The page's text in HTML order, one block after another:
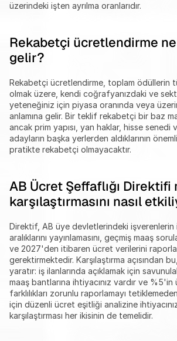
üzerindeki işten ayrılma oranlarıdır.
Rekabetçi ücretlendirme
gelir?
Rekabetçi ücretlendirme, toplam ödüllerin
olmak üzere, kendi coğrafyanızdaki ve
yeteneğiniz için piyasa oranında veya
anlamına gelir. Bir teklif rekabetçi bir baz
ancak prim yapısı, yan haklar, hisse senedi
adayların başka yerlerden aldıklarının
pratikte rekabetçi olmayacaktır.
AB Ücret Şeffaflığı Direktifi
karşılaştırmasını nasıl
Direktif, AB üye devletlerindeki işverenlerin
aralıklarını yayınlamasını, geçmiş maaş
ve 2027'den itibaren ücret verilerini
gerektirmektedir. Karşılaştırma açısından
yaratır: iş ilanlarında açıklamak için
maaş bantlarına ihtiyacınız vardır ve %5'in
farklılıkları zorunlu raporlamayı
için düzenli ücret eşitliği analizine
karşılaştırması her ikisinin de temelidir.